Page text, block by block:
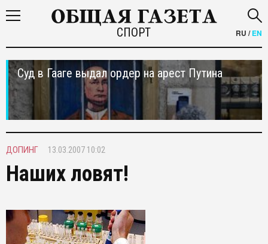
СПОРТ RU /EN
Суд в Гааге выдал ордер на арест Путина
ДОПИНГ 13.03.2007 10:02
Наших ловят!